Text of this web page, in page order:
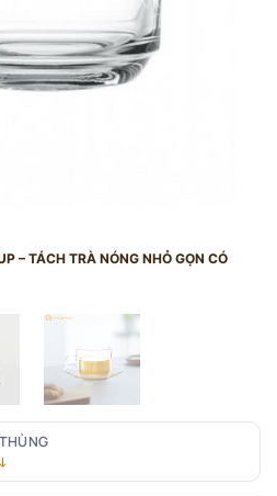
– TÁCH TRÀ NÓNG NHỎ GỌN CÓ